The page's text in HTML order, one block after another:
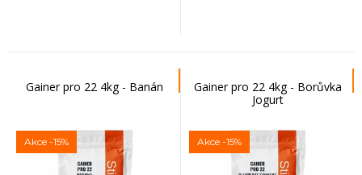
Gainer pro 22 4kg - Banán
Akce -15%
Gainer pro 22 4kg - Borůvka
Jogurt
Akce -15%